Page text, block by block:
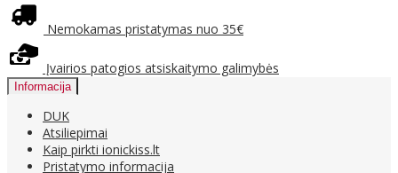
Nemokamas pristatymas nuo 35€
Įvairios patogios atsiskaitymo galimybės
Informacija
DUK
Atsiliepimai
Kaip pirkti ionickiss.lt
Pristatymo informacija